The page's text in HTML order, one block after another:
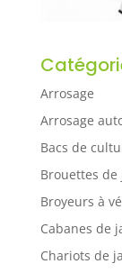
Arrosage
Arrosage
Bacs de
Brouettes
Broyeurs à
Cabanes de
Chariots de